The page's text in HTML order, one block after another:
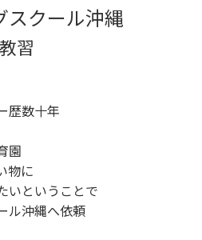
スクール沖縄
習
歴数十年
園
物に
いということで
ル沖縄へ依頼